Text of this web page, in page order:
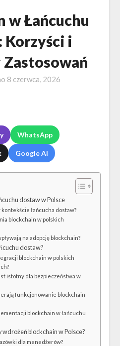
w Łańcuchu
Korzyści i
Zastosowań
8 czerwca, 2026
WhatsApp
Google AI
dostaw w Polsce
łańcucha dostaw?
blockchain w polskich
na adopcję blockchain?
dostaw?
blockchain w polskich
istotny dla bezpieczeństwa w
funkcjonowanie blockchain
blockchain w łańcuchu
wdrożeń blockchain w Polsce?
dla menedżerów?